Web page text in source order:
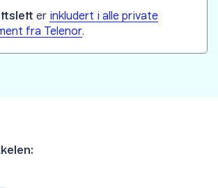
er inkludert i alle private
fra Telenor.